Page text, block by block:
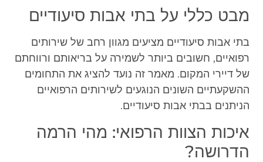
מבט כללי על בתי אבות סיעודיים
בתי אבות סיעודיים מציעים מגוון רחב של שירותים
רפואיים, חשובים ביותר לשמירה על בריאותם ורווחתם
של דיירי המקום. מאמר זה נועד להציג את התחומים
ההשקעתיים השונים הנוגעים לשירותים הרפואיים
הניתנים בבתי אבות סיעודיים.
איכות הצוות הרפואי: מהי הרמה
הדרושה?